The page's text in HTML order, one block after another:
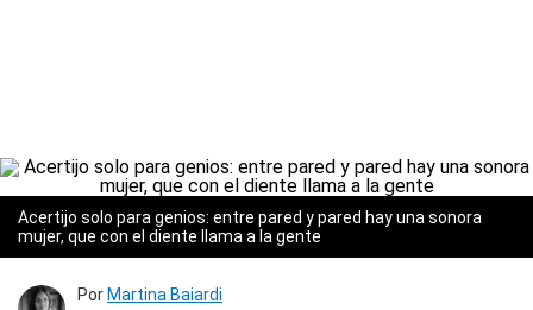
Acertijo solo para genios: entre pared y pared hay una sonora
mujer, que con el diente llama a la gente
Por Martina Baiardi